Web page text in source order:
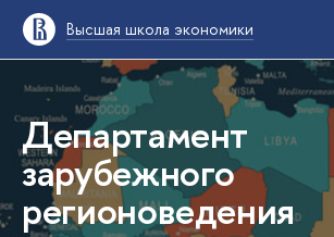
Высшая школа экономики
Департамент
зарубежного
регионоведения